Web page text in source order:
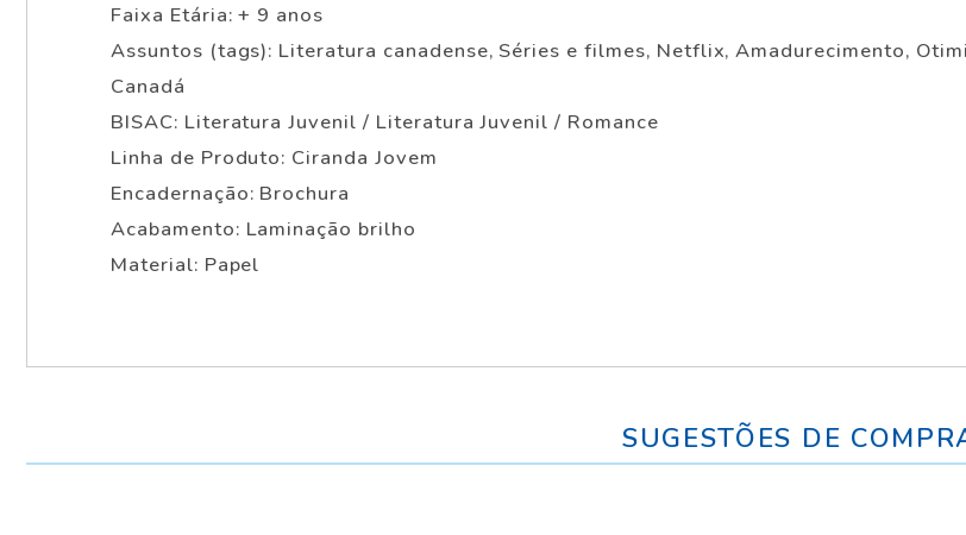
Faixa Etária: + 9 anos
Assuntos (tags): Literatura canadense, Séries e filmes, Netflix, Amadurecimento,
Canadá
BISAC: Literatura Juvenil / Literatura Juvenil / Romance
Linha de Produto: Ciranda Jovem
Encadernação: Brochura
Acabamento: Laminação brilho
Material: Papel
SUGESTÕES DE